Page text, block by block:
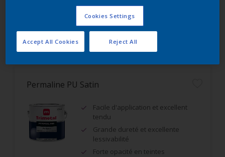
Permaline PU Satin
Facile d'application et excellent
tendu
Grande dureté et excellente
lessivabilité
Forte opacité en teintes
Cookies Settings
Reject All
Accept All Cookies